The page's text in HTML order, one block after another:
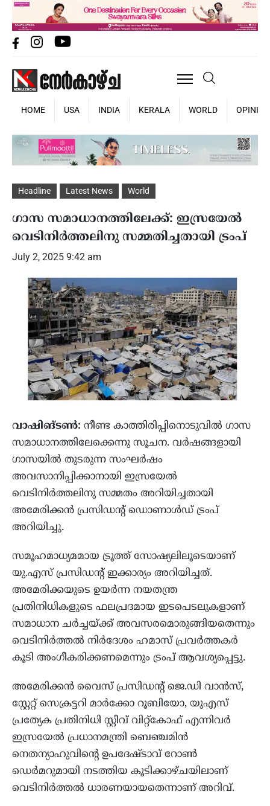
HOME USA INDIA KERALA WORLD OPINION
Headline Latest News World
ഗാസ സമാധാനത്തിലേക്ക്: ഇസ്രയേല്‍
വെടിനിര്‍ത്തലിനു സമ്മതിച്ചതായി ട്രംപ്
July 2, 2025 9:42 am
വാഷിങ്ടണ്‍: നീണ്ട കാത്തിരിപ്പിനൊടുവില്‍ ഗാസ
സമാധാനത്തിലേക്കെന്നു സൂചന. വര്‍ഷങ്ങളായി
ഗാസയില്‍ തുടരുന്ന സംഘര്‍ഷം
അവസാനിപ്പിക്കാനായി ഇസ്രയേല്‍
വെടിനിര്‍ത്തലിനു സമ്മതം അറിയിച്ചതായി
അമേരിക്കന്‍ പ്രസിഡന്റ് ഡൊണാള്‍ഡ് ട്രംപ്
അറിയിച്ചു.
സമൂഹമാധ്യമമായ ട്രൂത്ത് സോഷ്യലിലൂടെയാണ്
യു.എസ് പ്രസിഡന്റ് ഇക്കാര്യം അറിയിച്ചത്.
അമേരിക്കയുടെ ഉയര്‍ന്ന നയതന്ത്ര
പ്രതിനിധികളുടെ ഫലപ്രദമായ ഇടപെടലുകളാണ്
സമാധാന ചര്‍ച്ചയ്ക്ക് അവസരമൊരുങ്ങിയതെന്നും
വെടിനിര്‍ത്തല്‍ നിര്‍ദേശം ഹമാസ് പ്രവര്‍ത്തകര്‍
കൂടി അംഗീകരിക്കണമെന്നും ട്രംപ് ആവശ്യപ്പെട്ടു.
അമേരിക്കന്‍ വൈസ് പ്രസിഡന്റ് ജെ.ഡി വാന്‍സ്,
സ്റ്റേറ്റ് സെക്രട്ടറി മാര്‍ക്കോ റൂബിയോ, യുഎസ്
പ്രത്യേക പ്രതിനിധി സ്റ്റീവ് വിറ്റ്കോഫ് എന്നിവര്‍
ഇസ്രയേല്‍ പ്രധാനമന്ത്രി ബെഞ്ചമിന്‍
നെതന്യാഹുവിന്റെ ഉപദേഷ്ടാവ് റോണ്‍
ഡെര്‍മറുമായി നടത്തിയ കൂടിക്കാഴ്ചയിലാണ്
വെടിനിര്‍ത്തല്‍ ധാരണയായതെന്നാണ് അറിവ്.